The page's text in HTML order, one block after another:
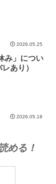
2026.05.25
み」につい
あり）
2026.05.18
める！